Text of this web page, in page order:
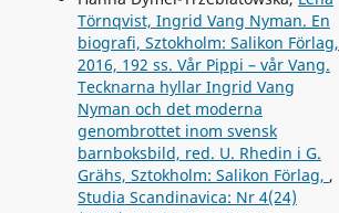
Törnqvist, Ingrid Vang Nyman. En
biografi, Sztokholm: Salikon Förlag,
2016, 192 ss. Vår Pippi – vår Vang.
Tecknarna hyllar Ingrid Vang
Nyman och det moderna
genombrottet inom svensk
barnboksbild, red. U. Rhedin i G.
Grähs, Sztokholm: Salikon Förlag, ,
Studia Scandinavica: Nr 4(24)